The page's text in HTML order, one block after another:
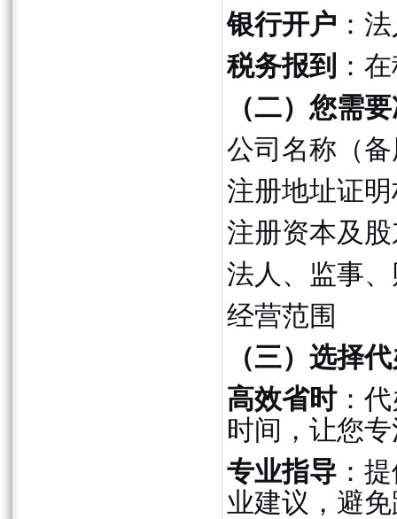
银行开户 ：
税务报到 ：
（二）您需
公司名称（
注册地址证
注册资本及
法人、监事
经营范围
（三）选择
高效省时：
时间，让您
专业指导：
业建议，避